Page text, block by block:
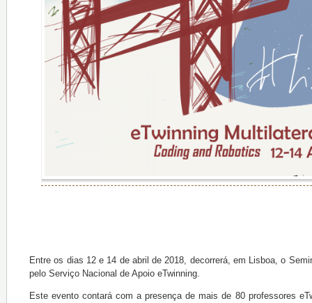
Entre os dias 12 e 14 de abril de 2018, decorrerá, em Lisboa, o
pelo Serviço Nacional de Apoio eTwinning.
Este evento contará com a presença de mais de 80 professores